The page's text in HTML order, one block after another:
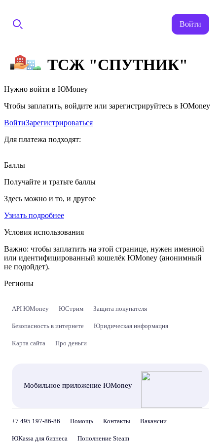
Войти
ТСЖ "СПУТНИК"
Нужно войти в ЮMoney
Чтобы заплатить, войдите или зарегистрируйтесь в ЮMoney
ВойтиЗарегистрироваться
Для платежа подходят:
Баллы
Получайте и тратьте баллы
Здесь можно и то, и другое
Узнать подробнее
Условия использования
Важно: чтобы заплатить на этой странице, нужен именной
или идентифицированный кошелёк ЮMoney (анонимный
не подойдет).
Регионы
API ЮMoney ЮСтрим Защита покупателя
Безопасность в интернете Юридическая информация
Карта сайта Про деньги
Мобильное приложение ЮMoney
+7 495 197-86-86 Помощь Контакты Вакансии
ЮKassa для бизнеса Пополнение Steam